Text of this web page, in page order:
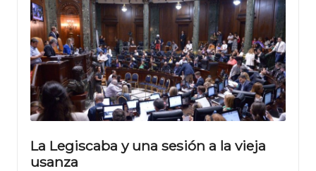
La Legiscaba y una sesión a la vieja
usanza